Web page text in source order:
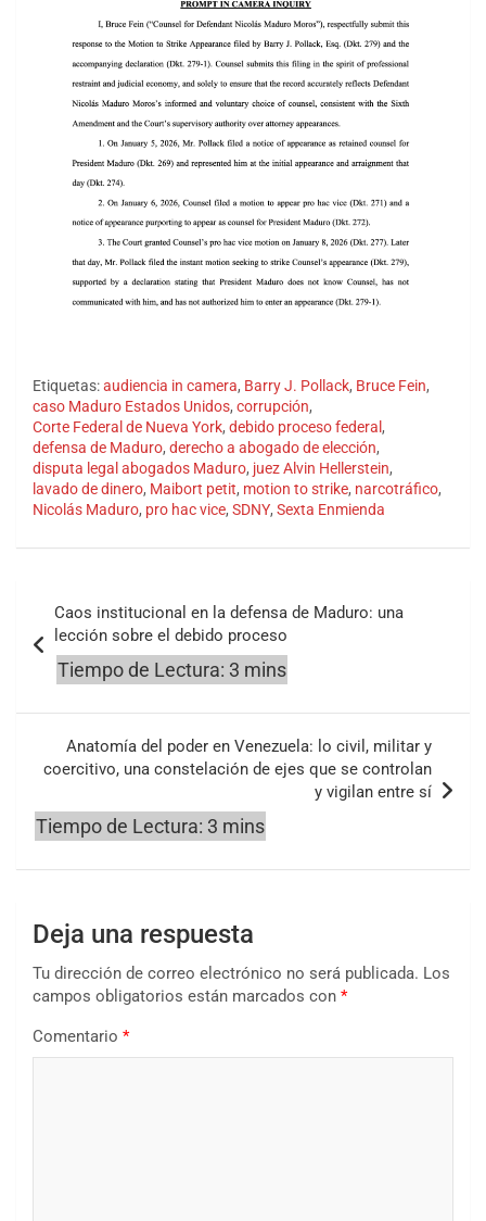
Etiquetas:audiencia in camera, Barry J. Pollack, Bruce Fein,
caso Maduro Estados Unidos, corrupción,
Corte Federal de Nueva York, debido proceso federal ,
defensa de Maduro, derecho a abogado de elección,
disputa legal abogados Maduro, juez Alvin Hellerstein,
lavado de dinero, Maibort petit, motion to strike, narcotráfico,
Nicolás Maduro, pro hac vice, SDNY, Sexta Enmienda
de
entradas
Caos institucional en la defensa de Maduro: una
lección sobre el debido proceso
Anatomía del poder en Venezuela: lo civil, militar y
coercitivo, una constelación de ejes que se controlan
y vigilan entre sí
Deja una respuesta
Tu dirección de correo electrónico no será publicada. Los
campos obligatorios están marcados con *
Comentario *